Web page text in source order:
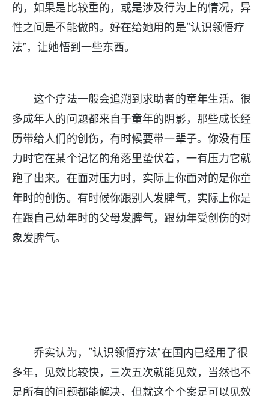
的，如果是比较重的，或是涉及行为上的情况，异
性之间是不能做的。好在给她用的是“认识领悟疗
法”，让她悟到一些东西。
这个疗法一般会追溯到求助者的童年生活。很
多成年人的问题都来自于童年的阴影，那些成长经
历带给人们的创伤，有时候要带一辈子。你没有压
力时它在某个记忆的角落里蛰伏着，一有压力它就
跑了出来。在面对压力时，实际上你面对的是你童
年时的创伤。有时候你跟别人发脾气，实际上你是
在跟自己幼年时的父母发脾气，跟幼年受创伤的对
象发脾气。
乔实认为，“认识领悟疗法”在国内已经用了很
多年，见效比较快，三次五次就能见效，当然也不
是所有的问题都能解决，但就这个个案是可以见效